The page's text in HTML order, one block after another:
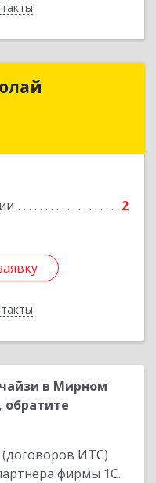
2
Николай
Подробнее
в Мирном
обратите
(договоров ИТС)
фирмы 1С.